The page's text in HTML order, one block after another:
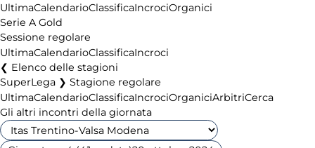
UltimaCalendarioClassificaIncrociOrganici
Serie A Gold
Sessione regolare
UltimaCalendarioClassificaIncroci
Elenco delle stagioni
SuperLega ❯ Stagione regolare
UltimaCalendarioClassificaIncrociOrganiciArbitriCerca
Gli altri incontri della giornata